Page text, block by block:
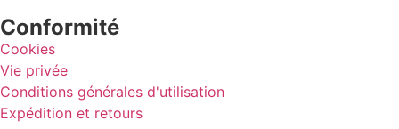
Conformité
Cookies
Vie privée
Conditions générales d'utilisation
Expédition et retours